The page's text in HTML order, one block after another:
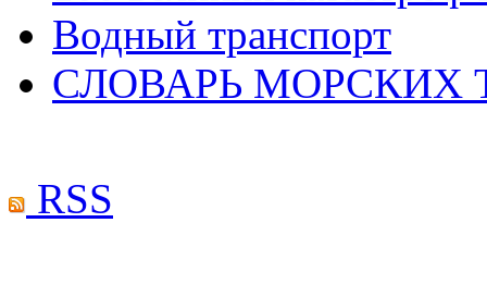
Водный транспорт
СЛОВАРЬ МОРСКИХ
RSS